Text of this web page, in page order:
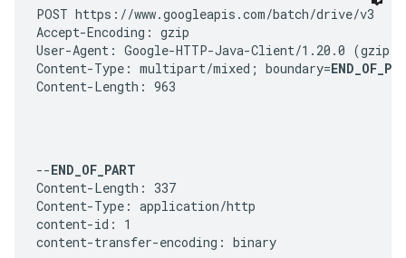
POST https://www.googleapis.com/batch/drive/v3
Accept-Encoding: gzip
User-Agent: Google-HTTP-Java-Client/1.20.0 (gzip)
Content-Type: multipart/mixed; boundary=
Content-Length: 963
--END_OF_PART
Content-Length: 337
Content-Type: application/http
content-id: 1
content-transfer-encoding: binary